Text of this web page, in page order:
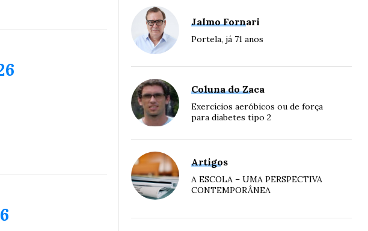
Jalmo Fornari
Portela, já 71 anos
Coluna do Zaca
Exercícios aeróbicos ou de força
para diabetes tipo 2
Artigos
A ESCOLA – UMA PERSPECTIVA
CONTEMPORÂNEA